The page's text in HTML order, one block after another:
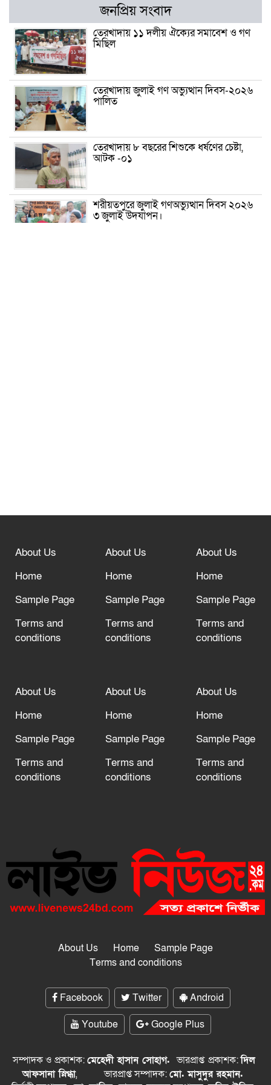
জনপ্রিয় সংবাদ
তেরখাদায় ১১ দলীয় ঐক্যের সমাবেশ ও গণ
মিছিল
তেরখাদায় জুলাই গণ অভ্যুত্থান দিবস-২০২৬
পালিত
তেরখাদায় ৮ বছরের শিশুকে ধর্ষণের চেষ্টা,
আটক -০১
শরীয়তপুরে জুলাই গণঅভ্যুত্থান দিবস ২০২৬
৩ জুলাই উদযাপন।
বিশ্ব ফুটবলের সর্বোচ্চ নিয়ন্ত্রক সংস্থার সাথে
দরজা খোলা রেখেছেন
About Us
Home
Sample Page
Terms and
conditions
About Us
Home
Sample Page
Terms and
conditions
About Us
Home
Sample Page
Terms and
conditions
About Us
Home
Sample Page
Terms and
conditions
About Us
Home
Sample Page
Terms and
conditions
About Us
Home
Sample Page
Terms and
conditions
About Us Home
Sample Page
Terms and conditions
Facebook Twitter
Android
Youtube
Google Plus
সম্পাদক ও প্রকাশক:মেহেদী হাসান সোহাগ.ভারপ্রাপ্ত প্রকাশক:দিল
আফসানা স্নিগ্ধা, ভারপ্রাপ্ত সম্পাদক:মো. মাসুদুর রহমান.